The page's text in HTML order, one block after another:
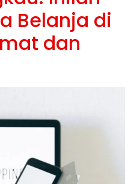
Belanja di
dan